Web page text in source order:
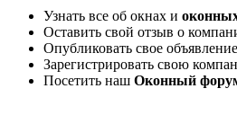
Узнать все об окнах и
Оставить свой отзыв о
Опубликовать свое
Зарегистрировать свою
Посетить наш Оконный